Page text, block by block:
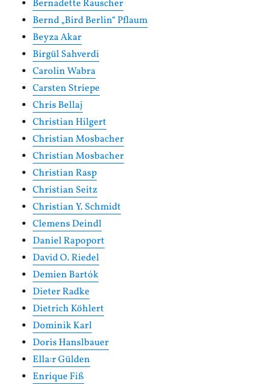
Bernadette Rauscher
Bernd „Bird Berlin“ Pflaum
Beyza Akar
Birgül Sahverdi
Carolin Wabra
Carsten Striepe
Chris Bellaj
Christian Hilgert
Christian Mosbacher
Christian Mosbacher
Christian Rasp
Christian Seitz
Christian Y. Schmidt
Clemens Deindl
Daniel Rapoport
David O. Riedel
Demien Bartók
Dieter Radke
Dietrich Köhlert
Dominik Karl
Doris Hanslbauer
Ella:r Gülden
Enrique Fiß